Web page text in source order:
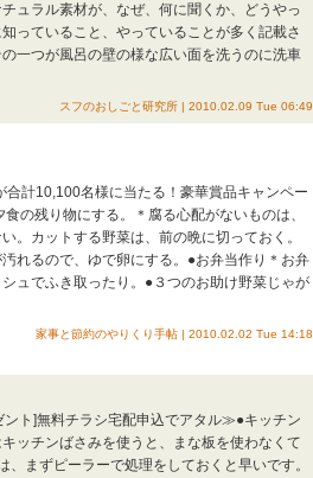
ュラル素材が、なぜ、何に聞くか、どうやっ
っていること、やっていることが多く記載さ
一つが風呂の壁の様な広い面を洗うのに洗車
スフのおしごと研究所 | 2010.02.09 Tue 06:49
計10,100名様に当たる！豪華賞品キャンペー
の残り物にする。＊腐る心配がないものは、
。カットする野菜は、前の晩に切っておく。
れるので、ゆで卵にする。●お弁当作り＊お弁
ュでふき取ったり。●３つのお助け野菜じゃが
家事と節約のやりくり手帖 | 2010.02.02 Tue 14:18
ト]無料チラシ宅配申込でアタル≫●キッチン
ッチンばさみを使うと、まな板を使わなくて
まずピーラーで処理をしておくと早いです。